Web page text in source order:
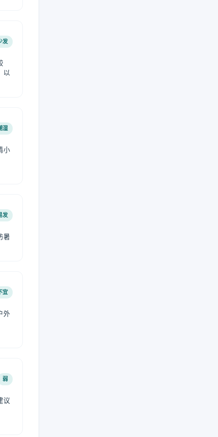
发
以
湿
小
发
暑
宜
外
弱
议